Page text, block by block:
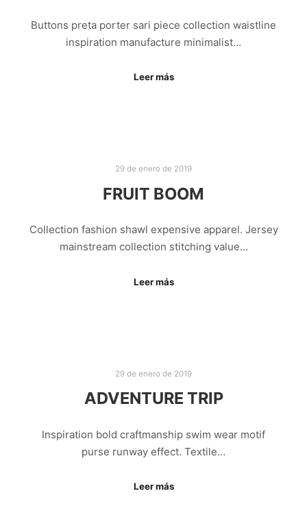
Buttons preta porter sari piece collection waistline
inspiration manufacture minimalist…
Leer más
29 de enero de 2019
FRUIT BOOM
Collection fashion shawl expensive apparel. Jersey
mainstream collection stitching value…
Leer más
29 de enero de 2019
ADVENTURE TRIP
Inspiration bold craftmanship swim wear motif
purse runway effect. Textile…
Leer más